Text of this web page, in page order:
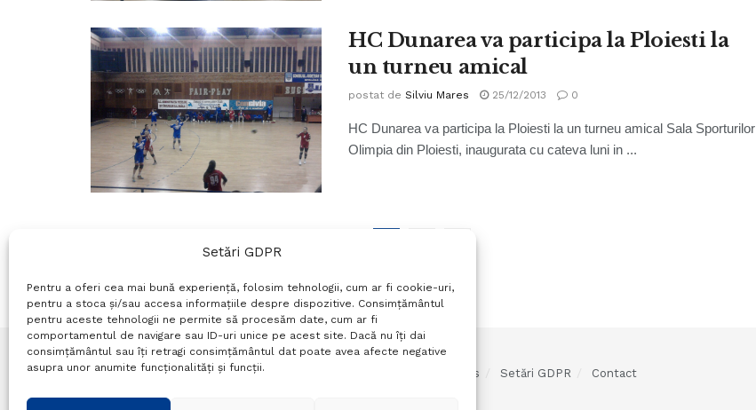
Setări GDPR
Pentru a oferi cea mai bună experiență, folosim tehnologii, cum ar fi cookie-uri,
pentru a stoca și/sau accesa informațiile despre dispozitive. Consimțământul
pentru aceste tehnologii ne permite să procesăm date, cum ar fi
comportamentul de navigare sau ID-uri unice pe acest site. Dacă nu îți dai
consimțământul sau îți retragi consimțământul dat poate avea afecte negative
asupra unor anumite funcționalități și funcții.
HC Dunarea va participa la Ploiesti la
un turneu amical
postat de Silviu Mares 25/12/2013 0
HC Dunarea va participa la Ploiesti la un turneu amical Sala Sporturilor
Olimpia din Ploiesti, inaugurata cu cateva luni in ...
Termeni si conditii Politică de confidențialitate Politica cookies Setări GDPR Contact